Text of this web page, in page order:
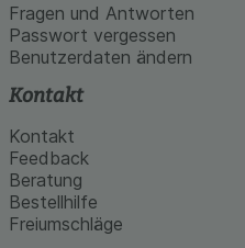
Fragen und Antworten
Passwort vergessen
Benutzerdaten ändern
Kontakt
Kontakt
Feedback
Beratung
Bestellhilfe
Freiumschläge